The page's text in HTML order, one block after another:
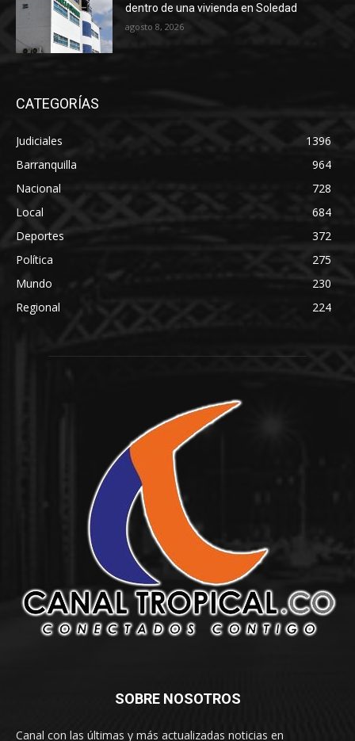
dentro de una vivienda en Soledad
agosto 8, 2026
CATEGORÍAS
Judiciales
1396
Barranquilla
964
Nacional
728
Local
684
Deportes
372
Política
275
Mundo
230
Regional
224
SOBRE NOSOTROS
Canal con las últimas y más actualizadas noticias en